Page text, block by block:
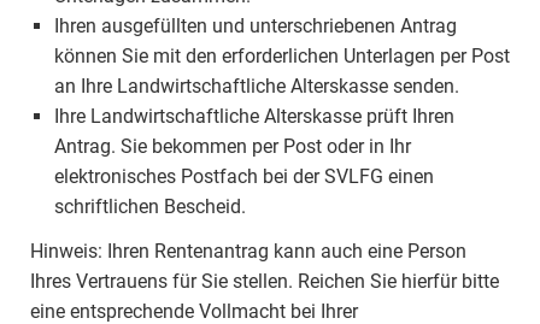
Ihren ausgefüllten und unterschriebenen Antrag
können Sie mit den erforderlichen Unterlagen per Post
an Ihre Landwirtschaftliche Alterskasse senden.
Ihre Landwirtschaftliche Alterskasse prüft Ihren
Antrag. Sie bekommen per Post oder in Ihr
elektronisches Postfach bei der SVLFG einen
schriftlichen Bescheid.
Hinweis: Ihren Rentenantrag kann auch eine Person
Ihres Vertrauens für Sie stellen. Reichen Sie hierfür bitte
eine entsprechende Vollmacht bei Ihrer